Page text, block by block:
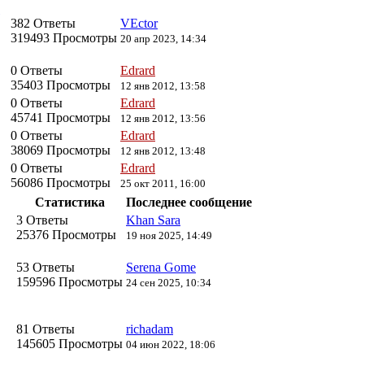
382 Ответы
319493 Просмотры
VEctor
20 апр 2023, 14:34
0 Ответы
35403 Просмотры
Edrard
12 янв 2012, 13:58
0 Ответы
45741 Просмотры
Edrard
12 янв 2012, 13:56
0 Ответы
38069 Просмотры
Edrard
12 янв 2012, 13:48
0 Ответы
56086 Просмотры
Edrard
25 окт 2011, 16:00
Статистика
Последнее сообщение
3 Ответы
25376 Просмотры
Khan Sara
19 ноя 2025, 14:49
53 Ответы
159596 Просмотры
Serena Gome
24 сен 2025, 10:34
81 Ответы
145605 Просмотры
richadam
04 июн 2022, 18:06